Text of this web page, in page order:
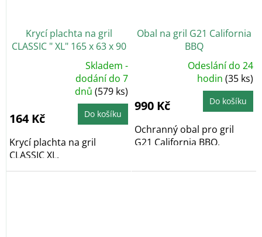
Krycí plachta na gril
CLASSIC " XL" 165 x 63 x 90
cm, PE 90g/m2
z
5
hvězdiček.
Skladem -
dodání do 7
dnů(579 ks)
164 Kč Do košíku
Krycí plachta na gril
CLASSIC XL.
Obal na gril G21 California
BBQ
5,0
z
5
Odeslání do 24
hodin(35 ks)
990 Kč Do košíku
Ochranný obal pro gril
G21 California BBQ.